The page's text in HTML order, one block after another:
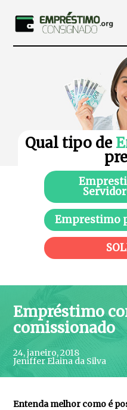
Qual tipo de
Emprestimo
Empréstimo
comissionado
24, janeiro, 2018
Jeniffer Elaina da Silva
Entenda melhor como é